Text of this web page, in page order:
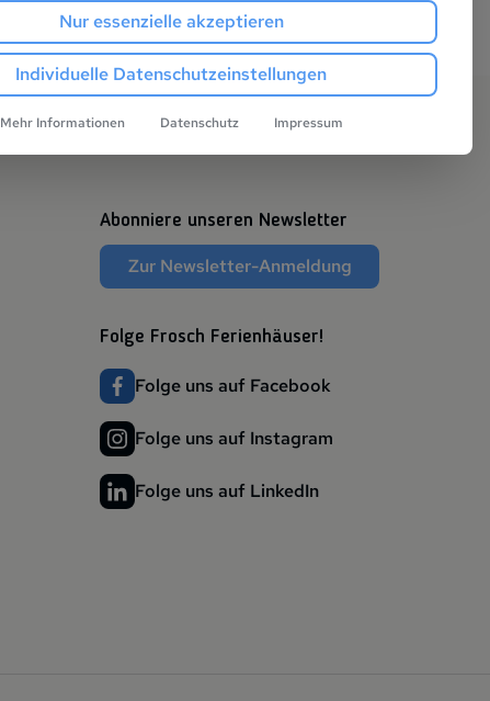
Abonniere unseren Newsletter
Zur Newsletter-Anmeldung
Folge Frosch Ferienhäuser!
Folge uns auf Facebook
Folge uns auf Instagram
Folge uns auf LinkedIn
Nur essenzielle akzeptieren
Individuelle Datenschutzeinstellungen
Mehr Informationen Datenschutz Impressum